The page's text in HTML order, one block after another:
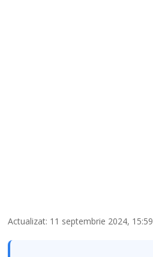
Actualizat: 11 septembrie 2024, 15:59